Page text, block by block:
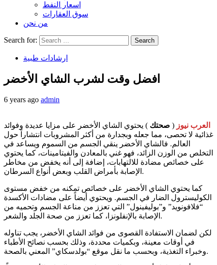
اسعار النفط
سوق العقارات
من نحن
Search for:
ارشادات طبية
افضل وقت لشرب الشاي الأخضر
6 years ago admin
العرب نيوز ( صحتك ) يحتوي الشاي الأخضر على مزايا عديدة وفوائد
غذائية لا تحصى، مما جعله وبجدارة من أكثر المشروبات انتشاراً حول
العالم. فالشاي الأخضر ينقي الجسم من السموم ويساعد في
التخلص من الوزن الزائد، فهو غني بالمعادن والفيتامينات، كما يحتوي
على خصائص مضادة للالتهابات، إضافة إلى أنه يخفض من مخاطر
الإصابة بأمراض القلب وبعض أنواع السرطان.
كما يحتوي الشاي الأخضر على خصائص تمكنه من خفض مستوى
الكوليسترول الضار في الجسم. ويحتوي أيضاً على مضادات الأكسدة
“فلافونويد” و”بوليفينول” التي تعزز من مناعة الجسم وتحميه من
الإصابة بالإنفلونزا، كما تعزز من صحة الجلد والشعر.
لكن لضمان الاستفادة القصوى من فوائد الشاي الأخضر، يجب تناوله
في أوقات معينة، وبكميات محددة، وذلك بحسب نصائح الأطباء
وخبراء التغذية، وبحسب ما نقل موقع “بولدسكاي” المعني بالصحة.